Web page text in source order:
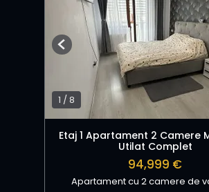
1 /8
Previous
Etaj 1 Apartament 2 Camere
Utilat Complet
94,999 €
Apartament cu 2 camere de